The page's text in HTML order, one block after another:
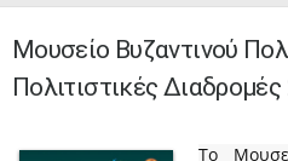
Μουσείο Βυζαντινού
Πολιτιστικές
Το